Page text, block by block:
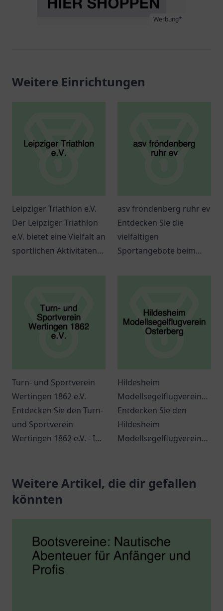
Werbung*
Weitere Einrichtungen
Leipziger Triathlon e.V.
Der Leipziger Triathlon
e.V. bietet eine Vielfalt an
sportlichen Aktivitäten
asv fröndenberg ruhr ev
Entdecken Sie die
vielfältigen
Sportangebote beim
und neue
Bekanntschaften zu
schließen.
Turn- und Sportverein
Wertingen 1862 e.V.
Entdecken Sie den Turn-
und Sportverein
Wertingen 1862 e.V. - Ihr
Vielfalt für alle
Altersgruppen.
Hildesheim
Modellsegelflugverein
Osterberg
Entdecken Sie den
Hildesheim
Modellsegelflugverein
den Modellsegelflug in
Hildesheim.
Weitere Artikel, die dir gefallen
könnten